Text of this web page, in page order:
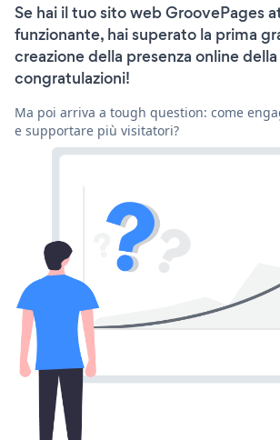
Se hai il tuo sito web GroovePages
funzionante, hai superato la prima
creazione della presenza online
congratulazioni!
Ma poi arriva a tough question: come
e supportare più visitatori?